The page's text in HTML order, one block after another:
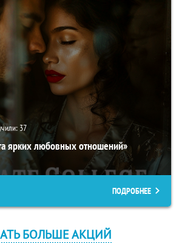
37
ярких любовных отношений»
ПОДРОБНЕЕ
БОЛЬШЕ АКЦИЙ